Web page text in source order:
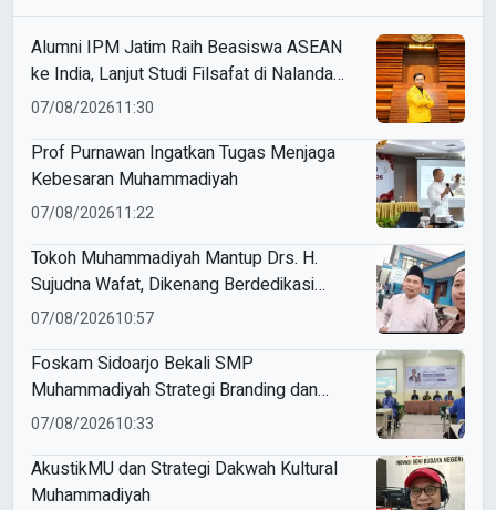
Alumni IPM Jatim Raih Beasiswa ASEAN
ke India, Lanjut Studi Filsafat di Nalanda
University
07/08/202611:30
Prof Purnawan Ingatkan Tugas Menjaga
Kebesaran Muhammadiyah
07/08/202611:22
Tokoh Muhammadiyah Mantup Drs. H.
Sujudna Wafat, Dikenang Berdedikasi
Kembangkan Dakwah dan Pendidikan
07/08/202610:57
Foskam Sidoarjo Bekali SMP
Muhammadiyah Strategi Branding dan
Marketing Sekolah
07/08/202610:33
AkustikMU dan Strategi Dakwah Kultural
Muhammadiyah